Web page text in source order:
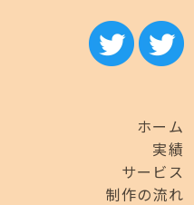
ホーム
実績
サービス
制作の流れ